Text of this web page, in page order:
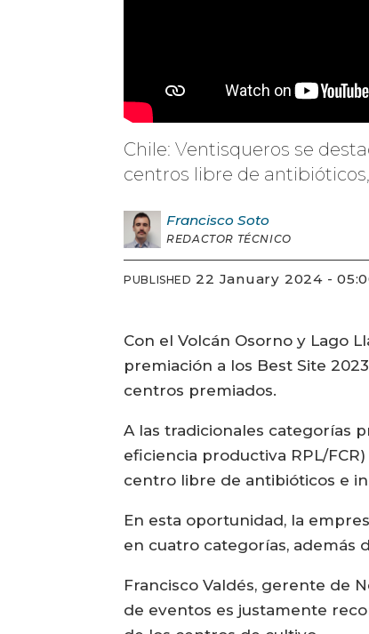
Chile: Ventisqueros se
centros libre de
Francisco Soto
REDACTOR TÉCNICO
PUBLISHED 22 January 2024 -
Con el Volcán Osorno y Lago
premiación a los Best Site
centros premiados.
A las tradicionales categorías
eficiencia productiva RPL/
centro libre de antibióticos e
En esta oportunidad, la
en cuatro categorías, además
Francisco Valdés, gerente de
de eventos es justamente